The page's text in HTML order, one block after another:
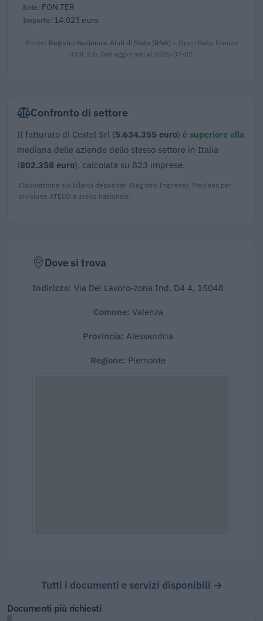
FON.TER
14.023 euro
Fonte: Registro Nazionale Aiuti di Stato (RNA) – Open Data, licenza
IODL 2.0. Dati aggiornati al 2026-07-02.
Confronto di settore
Il fatturato di Cestel Srl (5.634.355 euro) è superiore alla
mediana delle aziende dello stesso settore in Italia
(802.358 euro), calcolata su 823 imprese.
Elaborazione sui bilanci depositati (Registro Imprese). Mediana per
divisione ATECO a livello nazionale.
Dove si trova
Indirizzo: Via Del Lavoro-zona Ind. D4 4, 15048
Comune: Valenza
Provincia: Alessandria
Regione: Piemonte
Tutti i documenti e servizi disponibili →
Documenti più richiesti